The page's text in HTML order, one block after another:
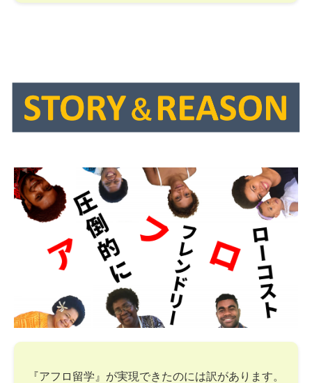
『アフロ留学』が実現できたのには訳があります。